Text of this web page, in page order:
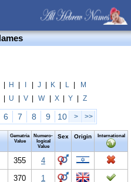
H J K L
M
U V W X Y Z
6 7 8 9 10 > >>
Gematria
Value
Numero-
logical
Value
Sex Origin International
355
4
370
1